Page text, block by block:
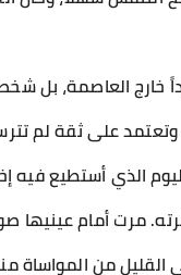
خارج العاصمة، بل
على ثقة لم
الذي أستطيع فيه
مرت أمام عينيها
من المواساة